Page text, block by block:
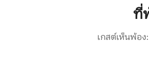
ที่
เกสต์เห็นพ้อ